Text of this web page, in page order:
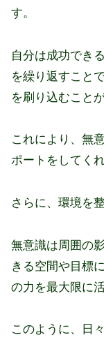
す。
自分は成功でき
を繰り返すこと
を刷り込むこと
これにより、無
ポートをしてく
さらに、環境を
無意識は周囲の
きる空間や目標
の力を最大限に
このように、日